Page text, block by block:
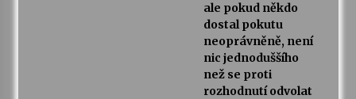
ale pokud někdo
dostal pokutu
neoprávněně, není
nic jednoduššího
než se proti
rozhodnutí odvolat